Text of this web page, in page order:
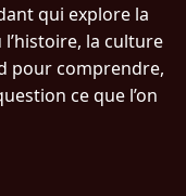
qui explore la
l’histoire, la culture
pour comprendre,
ce que l’on